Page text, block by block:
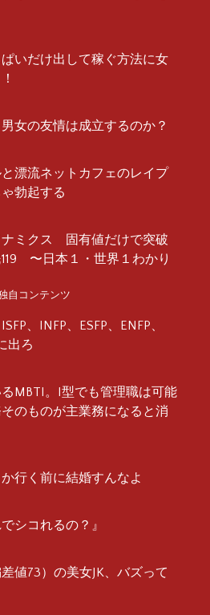
いだけ出して稼ぐ方法に女
女の友情は成立するのか？
漂流ネットカフェのレイプ
勃起する
ナミクス 固有値だけで突破
〜日本１・世界１わかり
自コンテンツ
、INFP、ESFP、ENFP、
出ろ
MBTI。I型でも管理職は可能
のものが主業務になると消
行く前に結婚すんなよ
シコれるの？』
値73）の美女JK、バズって